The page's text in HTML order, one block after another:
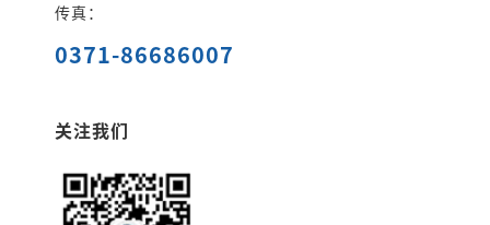
传真：
0371-86686007
关注我们